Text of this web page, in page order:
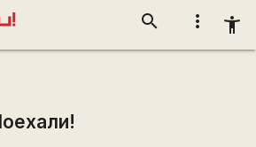
more_vert accessibility_new
search